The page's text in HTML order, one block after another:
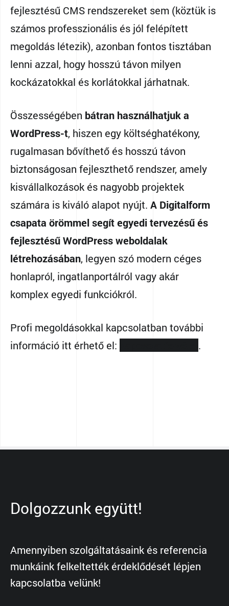
fejlesztésű CMS rendszereket sem (köztük is
számos professzionális és jól felépített
megoldás létezik), azonban fontos tisztában
lenni azzal, hogy hosszú távon milyen
kockázatokkal és korlátokkal járhatnak.
Összességében bátran használhatjuk a
WordPress-t, hiszen egy költséghatékony,
rugalmasan bővíthető és hosszú távon
biztonságosan fejleszthető rendszer, amely
kisvállalkozások és nagyobb projektek
számára is kiváló alapot nyújt. A Digitalform
csapata örömmel segít egyedi tervezésű és
fejlesztésű WordPress weboldalak
létrehozásában, legyen szó modern céges
honlapról, ingatlanportálról vagy akár
komplex egyedi funkciókról.
Profi megoldásokkal kapcsolatban további
információ itt érhető el:
.
Dolgozzunk együtt!
Amennyiben szolgáltatásaink és referencia
munkáink felkeltették érdeklődését lépjen
kapcsolatba velünk!